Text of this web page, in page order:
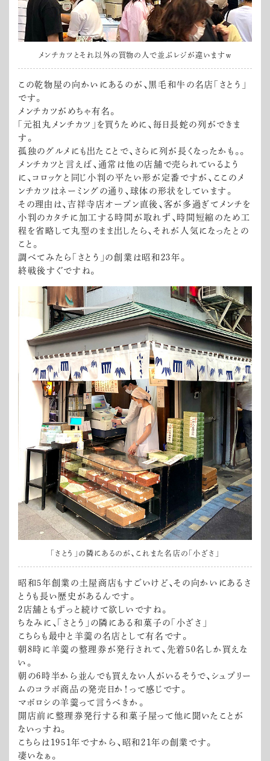
メンチカツとそれ以外の買物の人で並ぶレジが違いますw
この乾物屋の向かいにあるのが、黒毛和牛の名店「さとう」
です。
メンチカツがめちゃ有名。
「元祖丸メンチカツ」を買うために、毎日長蛇の列ができま
す。
孤独のグルメにも出たことで、さらに列が長くなったかも。。
メンチカツと言えば、通常は他の店舗で売られているよう
に、コロッケと同じ小判の平たい形が定番ですが、ここのメ
ンチカツはネーミングの通り、球体の形状をしています。
その理由は、吉祥寺店オープン直後、客が多過ぎてメンチを
小判のカタチに加工する時間が取れず、時間短縮のため工
程を省略して丸型のまま出したら、それが人気になったとの
こと。
調べてみたら「さとう」の創業は昭和23年。
終戦後すぐですね。
「さとう」の隣にあるのが、これまた名店の「小ざさ」
昭和5年創業の土屋商店もすごいけど、その向かいにあるさ
とうも長い歴史があるんです。
2店舗ともずっと続けて欲しいですね。
ちなみに、「さとう」の隣にある和菓子の「小ざさ」
こちらも最中と羊羹の名店として有名です。
朝8時に羊羹の整理券が発行されて、先着50名しか買えな
い。
朝の6時半から並んでも買えない人がいるそうで、シュプリー
ムのコラボ商品の発売日か！って感じです。
マボロシの羊羹って言うべきか。
開店前に整理券発行する和菓子屋って他に聞いたことが
ないっすね。
こちらは1951年ですから、昭和21年の創業です。
凄いなぁ。